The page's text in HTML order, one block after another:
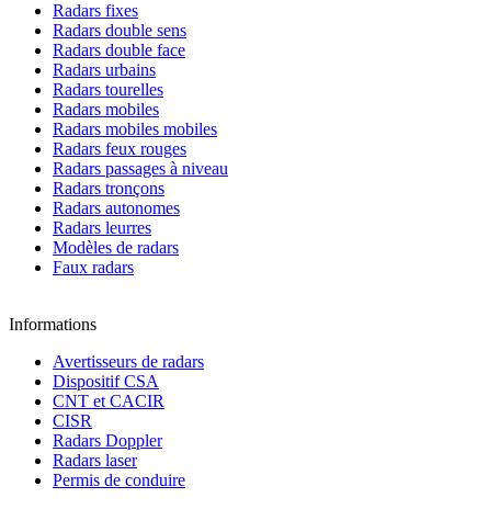
Radars fixes
Radars double sens
Radars double face
Radars urbains
Radars tourelles
Radars mobiles
Radars mobiles mobiles
Radars feux rouges
Radars passages à niveau
Radars tronçons
Radars autonomes
Radars leurres
Modèles de radars
Faux radars
Informations
Avertisseurs de radars
Dispositif CSA
CNT et CACIR
CISR
Radars Doppler
Radars laser
Permis de conduire